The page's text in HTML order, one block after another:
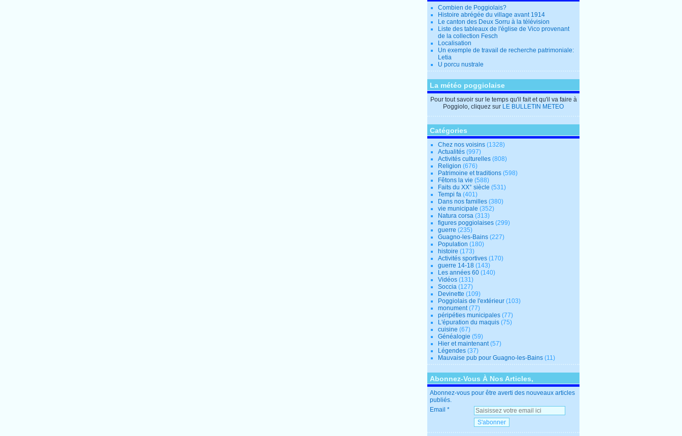
Combien de Poggiolais?
Histoire abrégée du village avant 1914
Le canton des Deux Sorru à la télévision
Liste des tableaux de l'église de Vico provenant
de la collection Fesch
Localisation
Un exemple de travail de recherche patrimoniale:
Letia
U porcu nustrale
La météo poggiolaise
Pour tout savoir sur le temps qu'il fait et qu'il va faire à
Poggiolo, cliquez sur LE BULLETIN METEO
Catégories
Chez nos voisins (1328)
Actualités (997)
Activités culturelles (808)
Religion (676)
Patrimoine et traditions (598)
Fêtons la vie (588)
Faits du XX° siècle (531)
Tempi fa (401)
Dans nos familles (380)
vie municipale (352)
Natura corsa (313)
figures poggiolaises (299)
guerre (235)
Guagno-les-Bains (227)
Population (180)
histoire (173)
Activités sportives (170)
guerre 14-18 (143)
Les années 60 (140)
Vidéos (131)
Soccia (127)
Devinette (109)
Poggiolais de l'extérieur (103)
monument(77)
péripéties municipales (77)
L'épuration du maquis (75)
cuisine (67)
Généalogie (59)
Hier et maintenant(57)
Légendes (37)
Mauvaise pub pour Guagno-les-Bains (11)
Abonnez-Vous À Nos Articles,
Abonnez-vous pour être averti des nouveaux articles
publiés.
Email